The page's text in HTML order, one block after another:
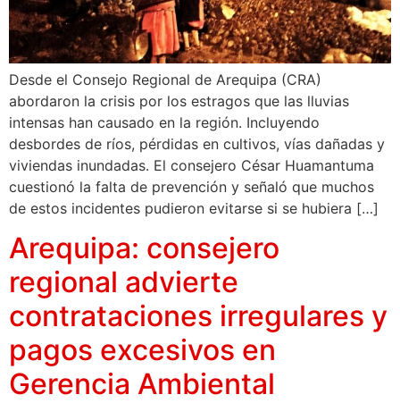
Desde el Consejo Regional de Arequipa (CRA)
abordaron la crisis por los estragos que las lluvias
intensas han causado en la región. Incluyendo
desbordes de ríos, pérdidas en cultivos, vías dañadas y
viviendas inundadas. El consejero César Huamantuma
cuestionó la falta de prevención y señaló que muchos
de estos incidentes pudieron evitarse si se hubiera […]
Arequipa: consejero
regional advierte
contrataciones irregulares y
pagos excesivos en
Gerencia Ambiental